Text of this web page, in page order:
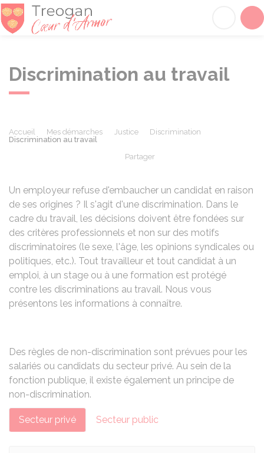
Discrimination au travail
Accueil Mes démarches Justice
Discrimination
Discrimination au travail
Partager
Un employeur refuse d'embaucher un candidat en raison
de ses origines ? Il s'agit d'une discrimination. Dans le
cadre du travail, les décisions doivent être fondées sur
des critères professionnels et non sur des motifs
discriminatoires (le sexe, l'âge, les opinions syndicales ou
politiques, etc.). Tout travailleur et tout candidat à un
emploi, à un stage ou à une formation est protégé
contre les discriminations au travail. Nous vous
présentons les informations à connaître.
Des règles de non-discrimination sont prévues pour les
salariés ou candidats du secteur privé. Au sein de la
fonction publique, il existe également un principe de
non-discrimination.
Secteur privé Secteur public